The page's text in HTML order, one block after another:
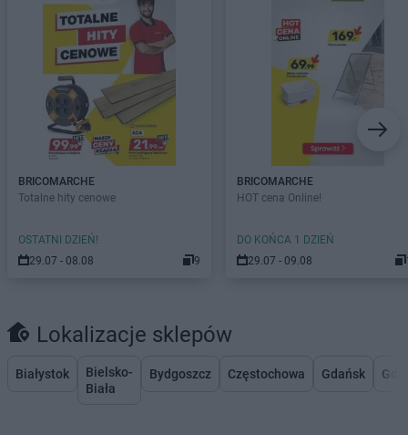
BRICOMARCHE
Totalne hity cenowe
OSTATNI DZIEŃ!
29.07 - 08.08
9
BRICOMARCHE
HOT cena Online!
DO KOŃCA 1 DZIEŃ
29.07 - 09.08
Lokalizacje sklepów
Białystok
Bielsko-
Biała
Bydgoszcz Częstochowa Gdańsk